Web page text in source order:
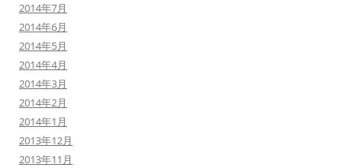
2014年7月
2014年6月
2014年5月
2014年4月
2014年3月
2014年2月
2014年1月
2013年12月
2013年11月